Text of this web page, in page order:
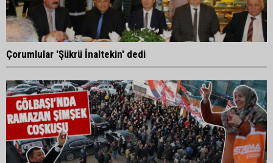
Çorumlular 'Şükrü İnaltekin' dedi